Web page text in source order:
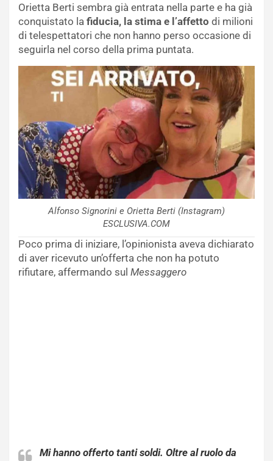
Orietta Berti sembra già entrata nella parte e ha già
conquistato la fiducia, la stima e l’affetto di milioni
di telespettatori che non hanno perso occasione di
seguirla nel corso della prima puntata.
Alfonso Signorini e Orietta Berti (Instagram)
ESCLUSIVA.COM
Poco prima di iniziare, l’opinionista aveva dichiarato
di aver ricevuto un’offerta che non ha potuto
rifiutare, affermando sul Messaggero
Mi hanno offerto tanti soldi. Oltre al ruolo da